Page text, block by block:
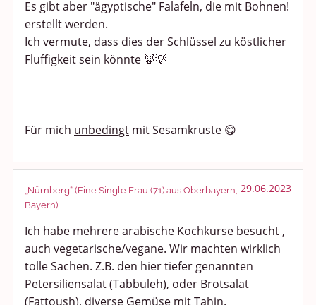
Es gibt aber "ägyptische" Falafeln, die mit Bohnen!
erstellt werden.
Ich vermute, dass dies der Schlüssel zu köstlicher
Fluffigkeit sein könnte 🦊💡
Für mich unbedingt mit Sesamkruste 😋
„Nürnberg“ (Eine Single Frau (71) aus Oberbayern,
Bayern)
29.06.2023
Ich habe mehrere arabische Kochkurse besucht ,
auch vegetarische/vegane. Wir machten wirklich
tolle Sachen. Z.B. den hier tiefer genannten
Petersiliensalat (Tabbuleh), oder Brotsalat
(Fattoush), diverse Gemüse mit Tahin.